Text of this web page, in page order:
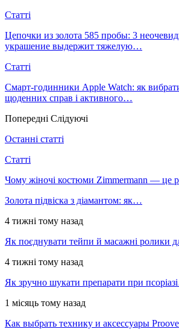
Статті
Цепочки из золота 585 пробы: 3
украшение выдержит тяжелую…
Статті
Смарт-годинники Apple Watch: як
щоденних справ і активного…
Попередні Слідуючі
Останні статті
Статті
Чому жіночі костюми Zimmermann — це
Золота підвіска з діамантом: як…
4 тижні тому назад
Як поєднувати тейпи й масажні ролики
4 тижні тому назад
Як зручно шукати препарати при
1 місяць тому назад
Как выбрать технику и аксессуары